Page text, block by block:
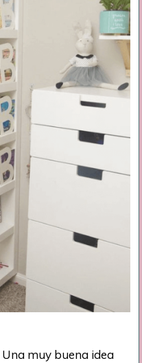
Una muy buena idea